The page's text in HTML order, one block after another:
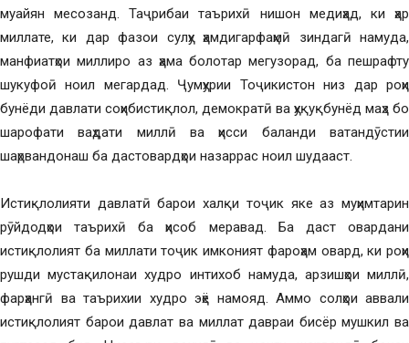
муайян месозанд. Таҷрибаи таърихӣ нишон медиҳад, ки ҳар
миллате, ки дар фазои сулҳу ҳамдигарфаҳмӣ зиндагӣ намуда,
манфиатҳои миллиро аз ҳама болотар мегузорад, ба пешрафту
шукуфоӣ ноил мегардад. Ҷумҳурии Тоҷикистон низ дар роҳи
бунёди давлати соҳибистиқлол, демократӣ ва ҳуқуқбунёд маҳз бо
шарофати ваҳдати миллӣ ва ҳисси баланди ватандӯстии
шаҳрвандонаш ба дастовардҳои назаррас ноил шудааст.
Истиқлолияти давлатӣ барои халқи тоҷик яке аз муҳимтарин
рӯйдодҳои таърихӣ ба ҳисоб меравад. Ба даст овардани
истиқлолият ба миллати тоҷик имконият фароҳам овард, ки роҳи
рушди мустақилонаи худро интихоб намуда, арзишҳои миллӣ,
фарҳангӣ ва таърихии худро эҳё намояд. Аммо солҳои аввали
истиқлолият барои давлат ва миллат давраи бисёр мушкил ва